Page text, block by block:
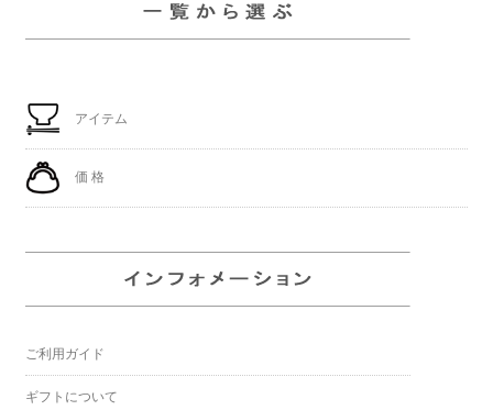
アイテム
価 格
ご利用ガイド
ギフトについて